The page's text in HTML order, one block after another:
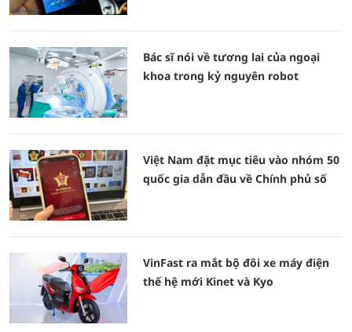
Bác sĩ nói về tương lai của ngoại
khoa trong kỷ nguyên robot
Việt Nam đặt mục tiêu vào nhóm 50
quốc gia dẫn đầu về Chính phủ số
VinFast ra mắt bộ đôi xe máy điện
thế hệ mới Kinet và Kyo